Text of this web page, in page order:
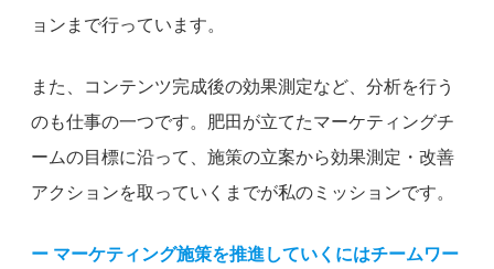
ョンまで行っています。
また、コンテンツ完成後の効果測定など、分析を行う
のも仕事の一つです。肥田が立てたマーケティングチ
ームの目標に沿って、施策の立案から効果測定・改善
アクションを取っていくまでが私のミッションです。
ー マーケティング施策を推進していくにはチームワー